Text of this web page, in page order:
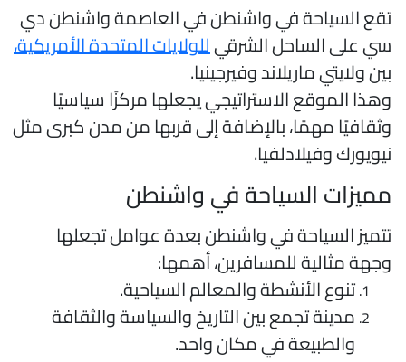
السياحة في واشنطن في العاصمة واشنطن دي
على الساحل الشرقيللولايات المتحدة الأمريكية،
ولايتي ماريلاند وفيرجينيا.
الموقع الاستراتيجي يجعلها مركزًا سياسيًا
مهمًا، بالإضافة إلى قربها من مدن كبرى مثل
وفيلادلفيا.
السياحة في واشنطن
السياحة في واشنطن بعدة عوامل تجعلها
مثالية للمسافرين، أهمها:
تنوع الأنشطة والمعالم السياحية.
مدينة تجمع بين التاريخ والسياسة والثقافة
والطبيعة في مكان واحد.